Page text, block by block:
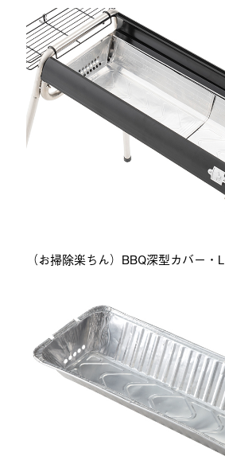
（お掃除楽ちん）BBQ深型カバー・L